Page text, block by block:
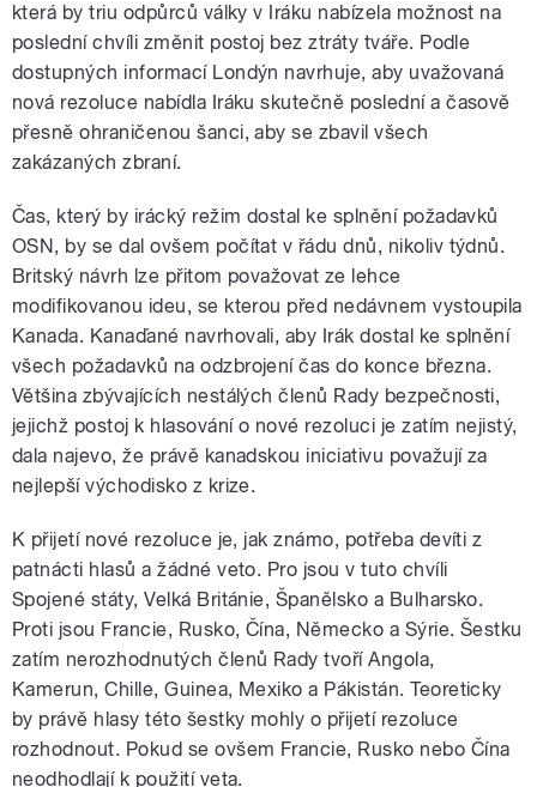
která by triu odpůrců války v Iráku nabízela možnost na
poslední chvíli změnit postoj bez ztráty tváře. Podle
dostupných informací Londýn navrhuje, aby uvažovaná
nová rezoluce nabídla Iráku skutečně poslední a časově
přesně ohraničenou šanci, aby se zbavil všech
zakázaných zbraní.
Čas, který by irácký režim dostal ke splnění požadavků
OSN, by se dal ovšem počítat v řádu dnů, nikoliv týdnů.
Britský návrh lze přitom považovat ze lehce
modifikovanou ideu, se kterou před nedávnem vystoupila
Kanada. Kanaďané navrhovali, aby Irák dostal ke splnění
všech požadavků na odzbrojení čas do konce března.
Většina zbývajících nestálých členů Rady bezpečnosti,
jejichž postoj k hlasování o nové rezoluci je zatím nejistý,
dala najevo, že právě kanadskou iniciativu považují za
nejlepší východisko z krize.
K přijetí nové rezoluce je, jak známo, potřeba devíti z
patnácti hlasů a žádné veto. Pro jsou v tuto chvíli
Spojené státy, Velká Británie, Španělsko a Bulharsko.
Proti jsou Francie, Rusko, Čína, Německo a Sýrie. Šestku
zatím nerozhodnutých členů Rady tvoří Angola,
Kamerun, Chille, Guinea, Mexiko a Pákistán. Teoreticky
by právě hlasy této šestky mohly o přijetí rezoluce
rozhodnout. Pokud se ovšem Francie, Rusko nebo Čína
neodhodlají k použití veta.